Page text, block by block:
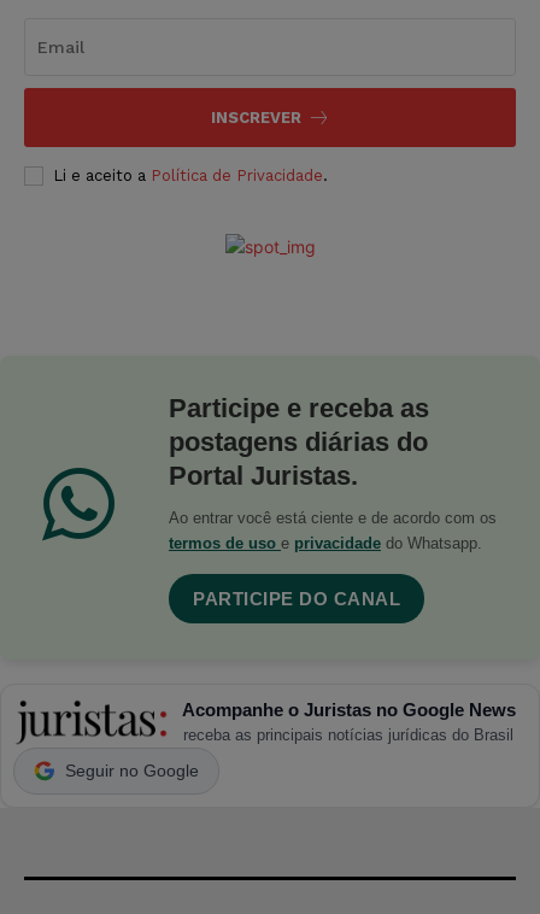
INSCREVER
Li e aceito a Política de Privacidade.
Participe e receba as
postagens diárias do
Portal Juristas.
Ao entrar você está ciente e de acordo com os
termos de uso e privacidade do Whatsapp.
PARTICIPE DO CANAL
Acompanhe o Juristas no Google News
receba as principais notícias jurídicas do Brasil
Seguir no Google